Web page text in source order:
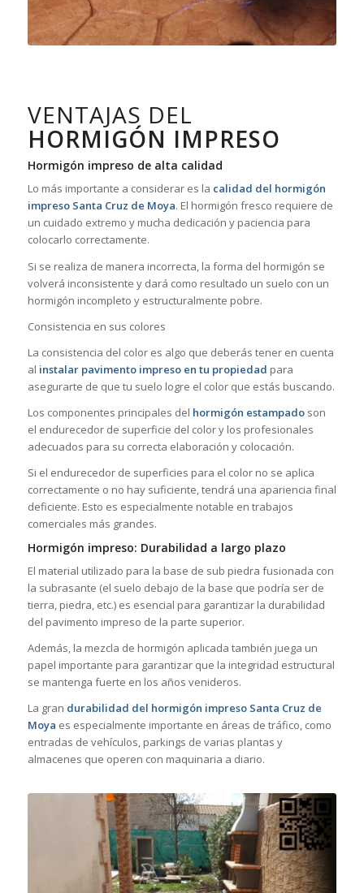
VENTAJAS DEL
HORMIGÓN IMPRESO
Hormigón impreso de alta calidad
Lo más importante a considerar es la calidad del hormigón
impreso Santa Cruz de Moya. El hormigón fresco requiere de
un cuidado extremo y mucha dedicación y paciencia para
colocarlo correctamente.
Si se realiza de manera incorrecta, la forma del hormigón se
volverá inconsistente y dará como resultado un suelo con un
hormigón incompleto y estructuralmente pobre.
Consistencia en sus colores
La consistencia del color es algo que deberás tener en cuenta
al instalar pavimento impreso en tu propiedad para
asegurarte de que tu suelo logre el color que estás buscando.
Los componentes principales del hormigón estampadoson
el endurecedor de superficie del color y los profesionales
adecuados para su correcta elaboración y colocación.
Si el endurecedor de superficies para el color no se aplica
correctamente o no hay suficiente, tendrá una apariencia final
deficiente. Esto es especialmente notable en trabajos
comerciales más grandes.
Hormigón impreso: Durabilidad a largo plazo
El material utilizado para la base de sub piedra fusionada con
la subrasante (el suelo debajo de la base que podría ser de
tierra, piedra, etc.) es esencial para garantizar la durabilidad
del pavimento impreso de la parte superior.
Además, la mezcla de hormigón aplicada también juega un
papel importante para garantizar que la integridad estructural
se mantenga fuerte en los años venideros.
La gran durabilidad del hormigón impreso Santa Cruz de
Moya es especialmente importante en áreas de tráfico, como
entradas de vehículos, parkings de varias plantas y
almacenes que operen con maquinaria a diario.